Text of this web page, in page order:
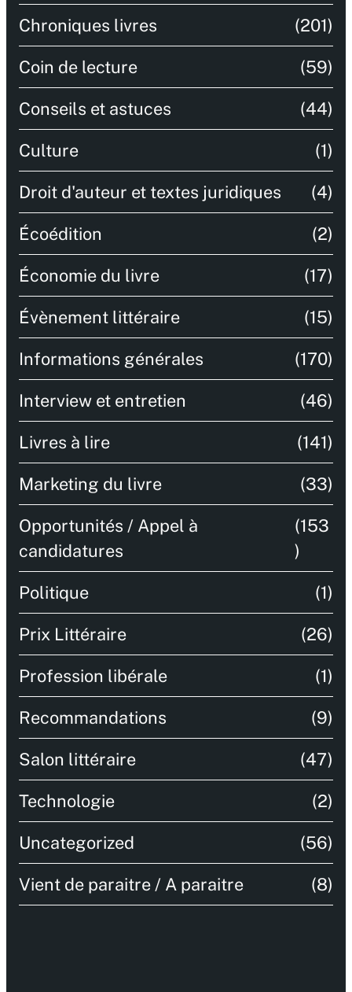
Chroniques livres (201)
Coin de lecture (59)
Conseils et astuces (44)
Culture (1)
Droit d'auteur et textes juridiques (4)
Écoédition (2)
Économie du livre (17)
Évènement littéraire (15)
Informations générales (170)
Interview et entretien (46)
Livres à lire (141)
Marketing du livre (33)
Opportunités / Appel à
candidatures
(153
)
Politique (1)
Prix Littéraire (26)
Profession libérale (1)
Recommandations (9)
Salon littéraire (47)
Technologie (2)
Uncategorized (56)
Vient de paraitre / A paraitre (8)